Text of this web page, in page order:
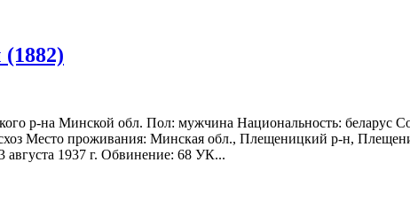
р-на Минской обл. Пол: мужчина Национальность: беларус
Место проживания: Минская обл., Плещеницкий р-н,
августа 1937 г. Обвинение: 68 УК...